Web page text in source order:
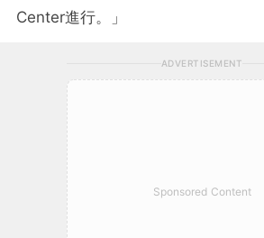
Center進行。」
ADVERTISEMENT
Sponsored Content